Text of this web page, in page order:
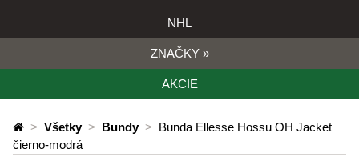
NHL
ZNAČKY »
AKCIE
> Všetky > Bundy > Bunda Ellesse Hossu OH Jacket
čierno-modrá